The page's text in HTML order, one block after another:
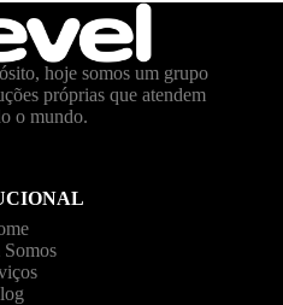
hoje somos um grupo
próprias que atendem
o mundo.